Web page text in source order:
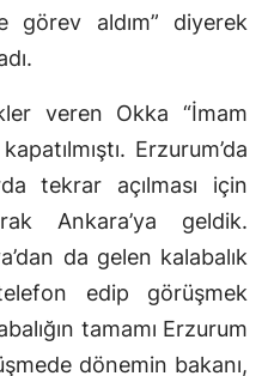
görev aldım” diyerek
veren Okka “İmam
Erzurum’da
tekrar açılması için
Ankara’ya geldik.
da gelen kalabalık
edip görüşmek
tamamı Erzurum
dönemin bakanı,